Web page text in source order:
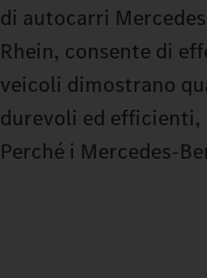
di autocarri
Rhein, consente di
veicoli dimostrano
durevoli ed efficienti,
Perché i Mercedes-